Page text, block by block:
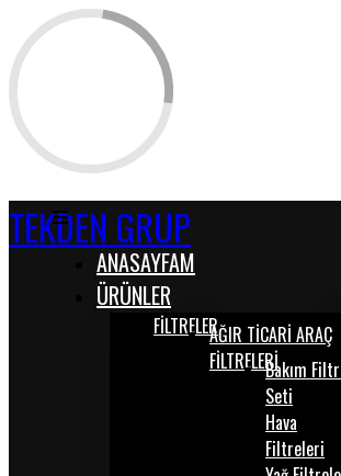
TEKDEN GRUP
ANASAYFAM
ÜRÜNLER
FİLTRELERAĞIR TİCARİ ARAÇ
FİLTRELERİBakım
Seti
Hava
Filtreleri